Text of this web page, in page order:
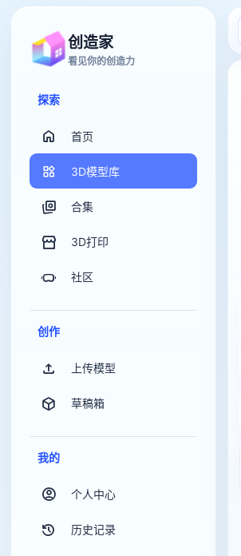
创造家
看见你的创造力
探索
首页
3D模型库
合集
3D打印
社区
创作
上传模型
草稿箱
我的
个人中心
历史记录